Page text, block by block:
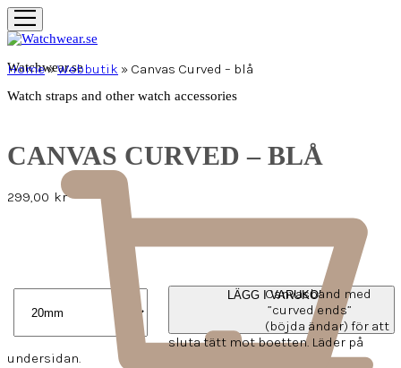
Watchwear.se
Watch straps and other watch accessories
Home»Webbutik » Canvas Curved – blå
CANVAS CURVED – BLÅ
299,00 kr
LÄGG I VARUKORG
Canvasband med
”curved ends”
(böjda ändar) för att
sluta tätt mot boetten. Läder på
undersidan.